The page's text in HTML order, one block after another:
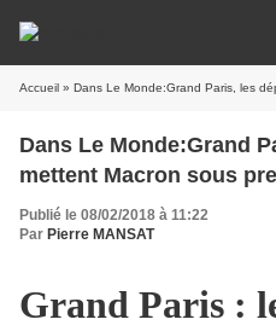
Accueil » Dans Le Monde:Grand Paris, les
Dans Le Monde:Grand
mettent Macron sous
Publié le 08/02/2018 à 11:22
Par Pierre MANSAT
Grand Paris :